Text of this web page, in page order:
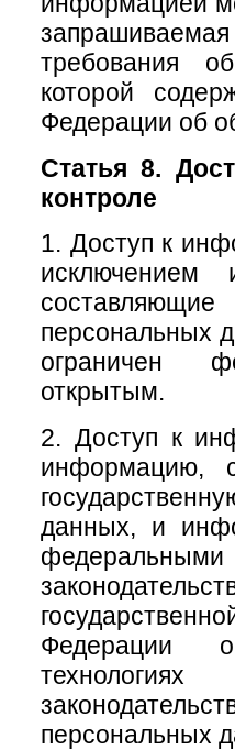
требования
которой
Федерации об
Статья 8.
контроле
1. Доступ к
исключением
персональных
ограничен
открытым.
2. Доступ к
информацию,
данных, и
Федерации
персональных